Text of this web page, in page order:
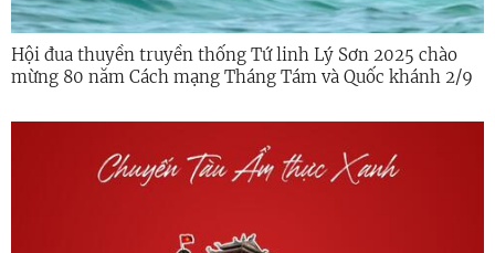
Hội đua thuyền truyền thống Tứ linh Lý Sơn 2025 chào
mừng 80 năm Cách mạng Tháng Tám và Quốc khánh 2/9